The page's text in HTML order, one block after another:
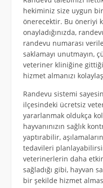
hekiminiz size uygun
önerecektir. Bu öneriyi
onayladığınızda,
randevu numarası
saklamayı unutmayın,
veteriner kliniğine
hizmet almanızı
Randevu sistemi
ilçesindeki ücretsiz
yararlanmak oldukça
hayvanınızın sağlık
yaptırabilir,
tedavileri
veterinerlerin daha
sağladığı gibi, hayvan
bir şekilde hizmet